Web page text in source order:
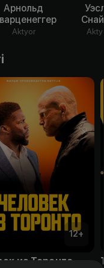
Арнольд
Aktyor
12+
из Торонто